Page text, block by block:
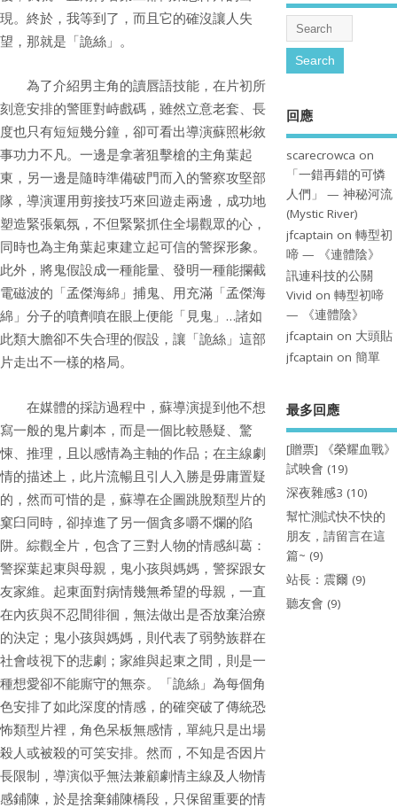
現。終於，我等到了，而且它的確沒讓人失
望，那就是「詭絲」。
為了介紹男主角的讀唇語技能，在片初所
刻意安排的警匪對峙戲碼，雖然立意老套、長
度也只有短短幾分鐘，卻可看出導演蘇照彬敘
事功力不凡。一邊是拿著狙擊槍的主角葉起
東，另一邊是隨時準備破門而入的警察攻堅部
隊，導演運用剪接技巧來回遊走兩邊，成功地
塑造緊張氣氛，不但緊緊抓住全場觀眾的心，
同時也為主角葉起東建立起可信的警探形象。
此外，將鬼假設成一種能量、發明一種能攔截
電磁波的「孟傑海綿」捕鬼、用充滿「孟傑海
綿」分子的噴劑噴在眼上便能「見鬼」…諸如
此類大膽卻不失合理的假設，讓「詭絲」這部
片走出不一樣的格局。
在媒體的採訪過程中，蘇導演提到他不想
寫一般的鬼片劇本，而是一個比較懸疑、驚
悚、推理，且以感情為主軸的作品；在主線劇
情的描述上，此片流暢且引人入勝是毋庸置疑
的，然而可惜的是，蘇導在企圖跳脫類型片的
窠臼同時，卻掉進了另一個貪多嚼不爛的陷
阱。綜觀全片，包含了三對人物的情感糾葛：
警探葉起東與母親，鬼小孩與媽媽，警探跟女
友家維。起東面對病情幾無希望的母親，一直
在內疚與不忍間徘徊，無法做出是否放棄治療
的決定；鬼小孩與媽媽，則代表了弱勢族群在
社會歧視下的悲劇；家維與起東之間，則是一
種想愛卻不能廝守的無奈。「詭絲」為每個角
色安排了如此深度的情感，的確突破了傳統恐
怖類型片裡，角色呆板無感情，單純只是出場
殺人或被殺的可笑安排。然而，不知是否因片
長限制，導演似乎無法兼顧劇情主線及人物情
感鋪陳，於是捨棄鋪陳橋段，只保留重要的情
回應
scarecrowca on
「一錯再錯的可憐
人們」 — 神秘河流
(Mystic River)
jfcaptain on 轉型初
啼 — 《連體陰》
訊連科技的公關
Vivid on 轉型初啼
— 《連體陰》
jfcaptain on 大頭貼
jfcaptain on 簡單
最多回應
[贈票] 《榮耀血戰》
試映會 (19)
深夜雜感3 (10)
幫忙測試快不快的
朋友，請留言在這
篇~ (9)
站長：震爾 (9)
聽友會 (9)